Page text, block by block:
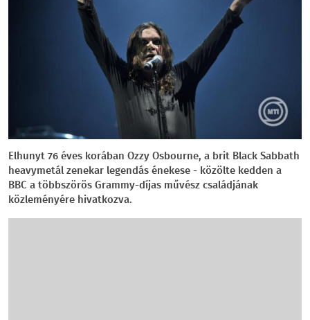
Elhunyt 76 éves korában Ozzy Osbourne, a brit Black Sabbath
heavymetál zenekar legendás énekese - közölte kedden a
BBC a többszörös Grammy-díjas művész családjának
közleményére hivatkozva.